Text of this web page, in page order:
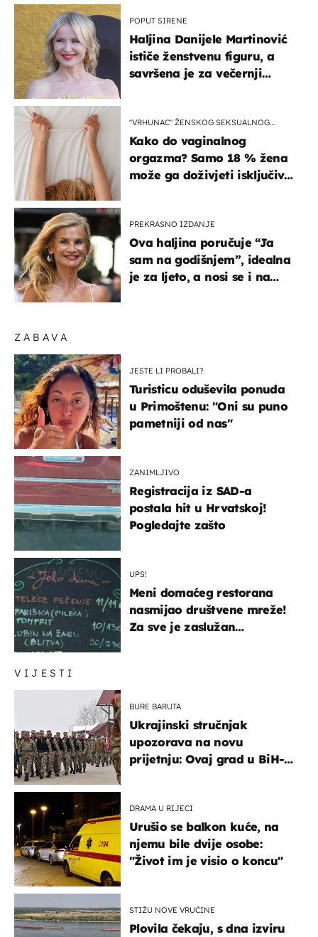
VIJESTI
BURE BARUTA
Ukrajinski stručnjak
upozorava na novu
prijetnju: Ovaj grad u BiH-u
DRAMA U RIJECI
Urušio se balkon kuće, na
njemu bile dvije osobe:
"Život im je visio o koncu"
STIŽU NOVE VRUĆINE
Plovila čekaju, s dna izviru
ZABAVA
JESTE LI PROBALI?
Turisticu oduševila ponuda
u Primoštenu: "Oni su puno
pametniji od nas"
ZANIMLJIVO
Registracija iz SAD-a
postala hit u Hrvatskoj!
Pogledajte zašto
UPS!
Meni domaćeg restorana
nasmijao društvene mreže!
Za sve je zaslužan
POPUT SIRENE
Haljina Danijele Martinović
ističe ženstvenu figuru, a
savršena je za večernji
"VRHUNAC" ŽENSKOG SEKSUALNOG
Kako do vaginalnog
orgazma? Samo 18 % žena
može ga doživjeti isključivo
PREKRASNO IZDANJE
Ova haljina poručuje “Ja
sam na godišnjem”, idealna
je za ljeto, a nosi se i na